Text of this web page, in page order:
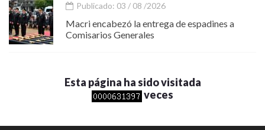
Publicado: 03 / 08 /2026
Macri encabezó la entrega de espadines a
Comisarios Generales
Esta página ha sido visitada
veces